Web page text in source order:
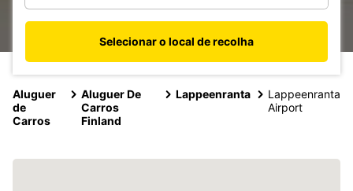
Selecionar o local de recolha
Aluguer
de
Carros
Aluguer De
Carros
Finland
Lappeenranta
Lappeenranta
Airport